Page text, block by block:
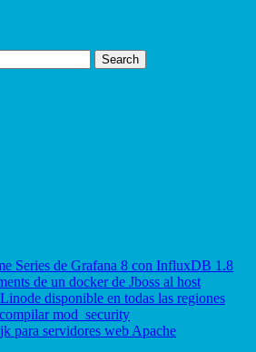
Series de Grafana 8 con InfluxDB 1.8
de un docker de Jboss al host
disponible en todas las regiones
mod_security
para servidores web Apache